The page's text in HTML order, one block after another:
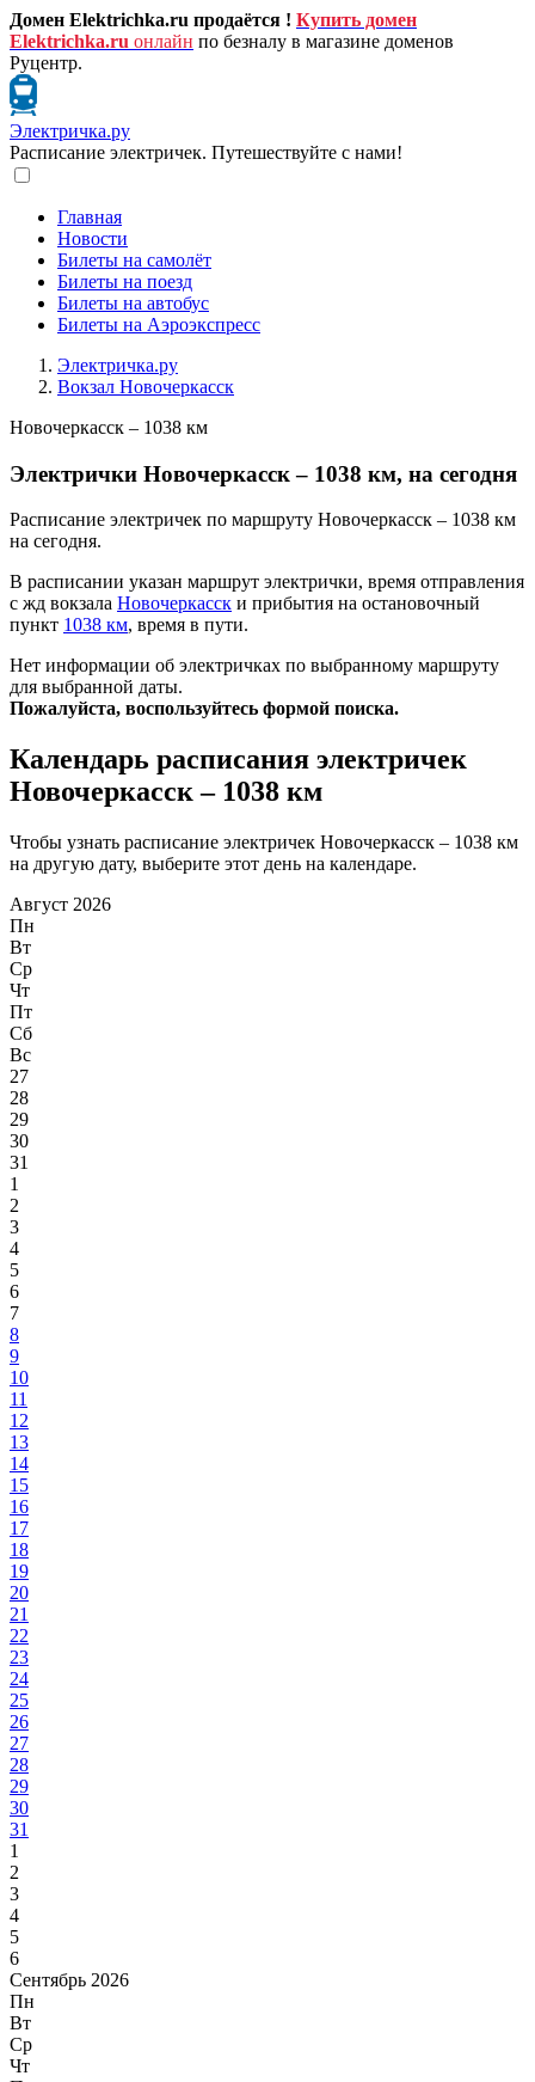
Домен Elektrichka.ru продаётся ! Купить домен
Elektrichka.ru онлайн по безналу в магазине доменов
Руцентр.
Электричка.ру
Расписание электричек. Путешествуйте с нами!
Главная
Новости
Билеты на самолёт
Билеты на поезд
Билеты на автобус
Билеты на Аэроэкспресс
Электричка.ру
Вокзал Новочеркасск
Новочеркасск – 1038 км
Электрички Новочеркасск – 1038 км, на сегодня
Расписание электричек по маршруту Новочеркасск – 1038 км
на сегодня.
В расписании указан маршрут электрички, время отправления
с жд вокзала Новочеркасск и прибытия на остановочный
пункт 1038 км, время в пути.
Нет информации об электричках по выбранному маршруту
для выбранной даты.
Пожалуйста, воспользуйтесь формой поиска.
Календарь расписания электричек
Новочеркасск – 1038 км
Чтобы узнать расписание электричек Новочеркасск – 1038 км
на другую дату, выберите этот день на календаре.
Август 2026
Пн
Вт
Ср
Чт
Пт
Сб
Вс
27
28
29
30
31
1
2
3
4
5
6
7
8
9
10
11
12
13
14
15
16
17
18
19
20
21
22
23
24
25
26
27
28
29
30
31
1
2
3
4
5
6
Сентябрь 2026
Пн
Вт
Ср
Чт